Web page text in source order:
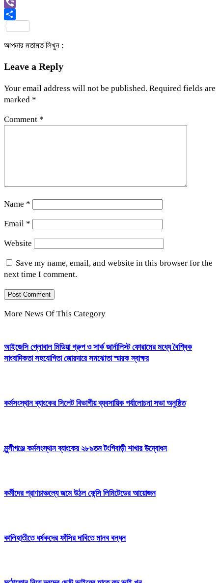
Link
Gmail
Viber
আপনার মতামত লিখুন :
Leave a Reply
Your email address will not be published. Required fields are
marked *
Comment *
Name *
Email *
Website
Save my name, email, and website in this browser for the
next time I comment.
More News Of This Category
আইজেসি গ্লোবাল মিডিয়া গ্রুপ ও সার্ক জার্নালিস্ট ফোরামের মধ্যে বৈশ্বিক
সাংবাদিকতা সহযোগিতা জোরদারে সমঝোতা স্মারক স্বাক্ষর
কর্মসংস্থান ব্যাংকের সিলেট বিভাগীয় ব্যবসায়িক পর্যালোচনা সভা অনুষ্ঠিত
মুন্সীগঞ্জে কর্মসংস্থান ব্যাংকের ২৮৯তম টংগিবাড়ী শাখার উদ্বোধন
কর্মীদের প্রাণচাঞ্চল্যে জমে উঠল ফেন্সি লিমিটেডের আয়োজন
কালিহাতীতে ধর্ষকদের ফাঁসির দাবিতে মানব বন্ধন